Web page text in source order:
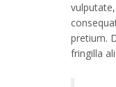
pretium.
fringilla